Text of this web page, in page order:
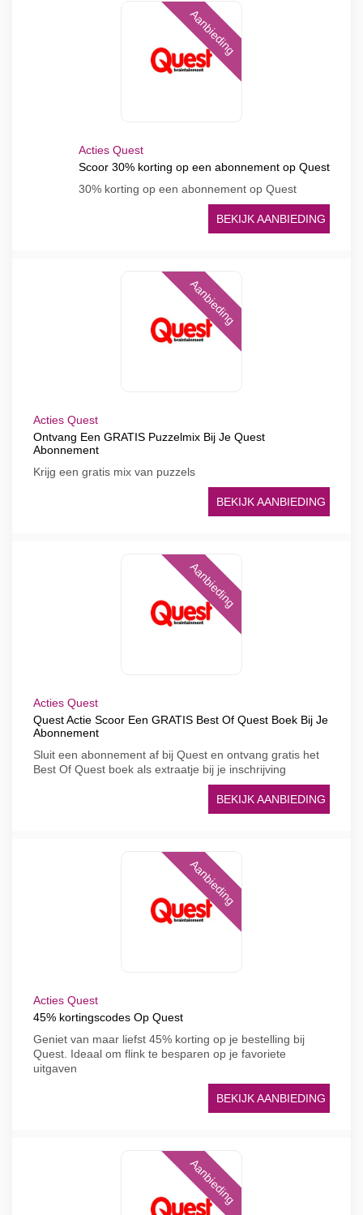
Aanbieding
Acties Quest
Scoor 30% korting op een abonnement op Quest
30% korting op een abonnement op Quest
BEKIJK AANBIEDING
Aanbieding
Acties Quest
Ontvang Een GRATIS Puzzelmix Bij Je Quest
Abonnement
Krijg een gratis mix van puzzels
BEKIJK AANBIEDING
Aanbieding
Acties Quest
Quest Actie Scoor Een GRATIS Best Of Quest Boek Bij Je
Abonnement
Sluit een abonnement af bij Quest en ontvang gratis het
Best Of Quest boek als extraatje bij je inschrijving
BEKIJK AANBIEDING
Aanbieding
Acties Quest
45% kortingscodes Op Quest
Geniet van maar liefst 45% korting op je bestelling bij
Quest. Ideaal om flink te besparen op je favoriete
uitgaven
BEKIJK AANBIEDING
Aanbieding